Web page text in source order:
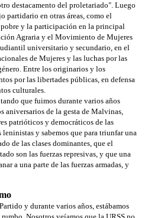
destacamento del proletariado". Luego
partidario en otras áreas, como el
y la participación en la principal
Agraria y el Movimiento de Mujeres
universitario y secundario, en el
de Mujeres y las luchas por las
Entre los originarios y los
por las libertades públicas, en defensa
culturales.
que fuimos durante varios años
aniversarios de la gesta de Malvinas,
patrióticos y democráticos de las
leninistas y sabemos que para triunfar una
de las clases dominantes, que el
son las fuerzas represivas, y que una
a una parte de las fuerzas armadas, y
y durante varios años, estábamos